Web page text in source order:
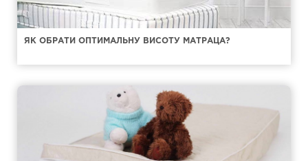
ЯК ОБРАТИ ОПТИМАЛЬНУ ВИСОТУ МАТРАЦА?